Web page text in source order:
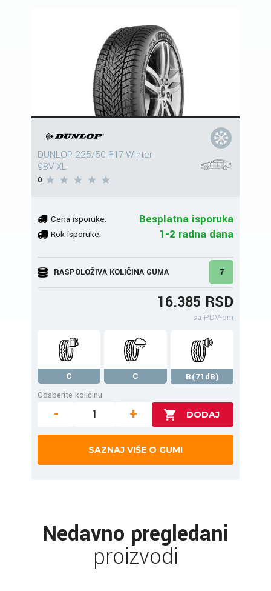
DUNLOP 225/50 R17 Winter
98V XL
0
Cena isporuke: Besplatna isporuka
Rok isporuke: 1-2 radna dana
RASPOLOŽIVA KOLIČINA GUMA 7
16.385 RSD
sa PDV-om
C C
B(71dB)
Odaberite količinu
- +
SAZNAJ VIŠE O GUMI
Nedavno pregledani
proizvodi